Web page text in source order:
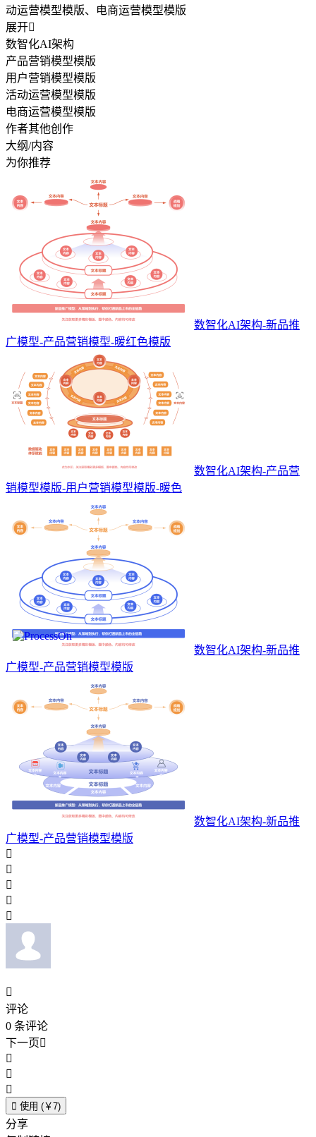
动运营模型模版、电商运营模型模版
展开
数智化AI架构
产品营销模型模版
用户营销模型模版
活动运营模型模版
电商运营模型模版
作者其他创作
大纲/内容
为你推荐
数智化AI架构-新品推
广模型-产品营销模型-暖红色模版
数智化AI架构-产品营
销模型模版-用户营销模型模版-暖色
数智化AI架构-新品推
广模型-产品营销模型模版
数智化AI架构-新品推
广模型-产品营销模型模版






评论
0 条评论
下一页



 使用 (￥7)
分享